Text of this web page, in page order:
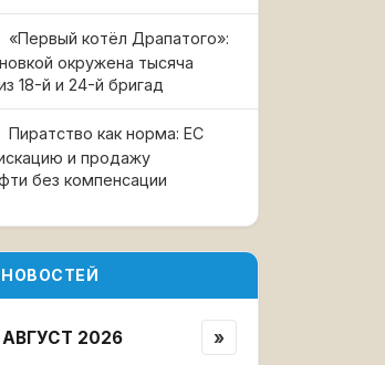
«Первый котёл Драпатого»:
окружена тысяча
18-й и 24-й бригад
Пиратство как норма: ЕС
и продажу
без компенсации
АВГУСТ 2026 »